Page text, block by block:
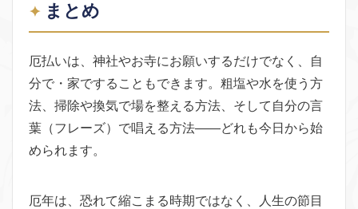
まとめ
厄払いは、神社やお寺にお願いするだけでなく、自
分で・家ですることもできます。粗塩や水を使う方
法、掃除や換気で場を整える方法、そして自分の言
葉（フレーズ）で唱える方法——どれも今日から始
められます。
厄年は、恐れて縮こまる時期ではなく、人生の節目